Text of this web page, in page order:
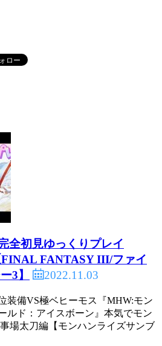
全初見ゆっくりプレイ
3】
2022.11.03
装備VS極ベヒーモス『MHW:モン
ルド：アイスボーン』本気でモン
場太刀編【モンハンライズサンブ